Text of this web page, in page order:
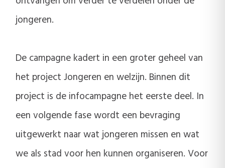
jongeren.
De campagne kadert in een groter geheel van
het project Jongeren en welzijn. Binnen dit
project is de infocampagne het eerste deel. In
een volgende fase wordt een bevraging
uitgewerkt naar wat jongeren missen en wat
we als stad voor hen kunnen organiseren. Voor